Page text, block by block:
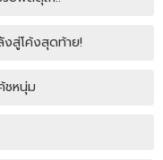
สู่โค้งสุดท้าย!
ชหนุ่ม